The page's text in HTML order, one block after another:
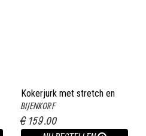
Kokerjurk met stretch en
plooidetails zwart
BIJENKORF
€ 159.00